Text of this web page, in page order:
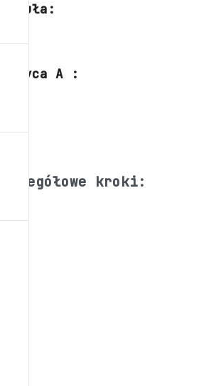
Formuła:
Matryca A :
Szczegółowe kroki: